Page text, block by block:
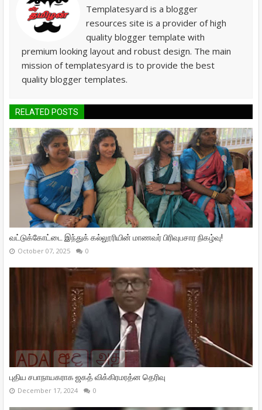
Templatesyard is a blogger
resources site is a provider of high
quality blogger template with
premium looking layout and robust design. The main
mission of templatesyard is to provide the best
quality blogger templates.
RELATED POSTS
வட்டுக்கோட்டை இந்துக் கல்லூரியின் மாணவர் பிரிவுபசார நிகழ்வு!
October 07, 2025 0
புதிய சபாநாயகராக ஜகத் விக்கிரமரத்ன தெரிவு
December 17, 2024 0